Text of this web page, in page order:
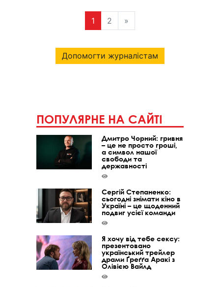
1 2 »
Допомогти журналістам
ПОПУЛЯРНЕ НА САЙТІ
Дмитро Чорний: гривня
– це не просто гроші,
а символ нашої
свободи та
державності
Сергій Степаненко:
сьогодні знімати кіно в
Україні – це щоденний
подвиг усієї команди
Я хочу від тебе сексу:
презентовано
український трейлер
драми Ґреґґа Аракі з
Олівією Вайлд